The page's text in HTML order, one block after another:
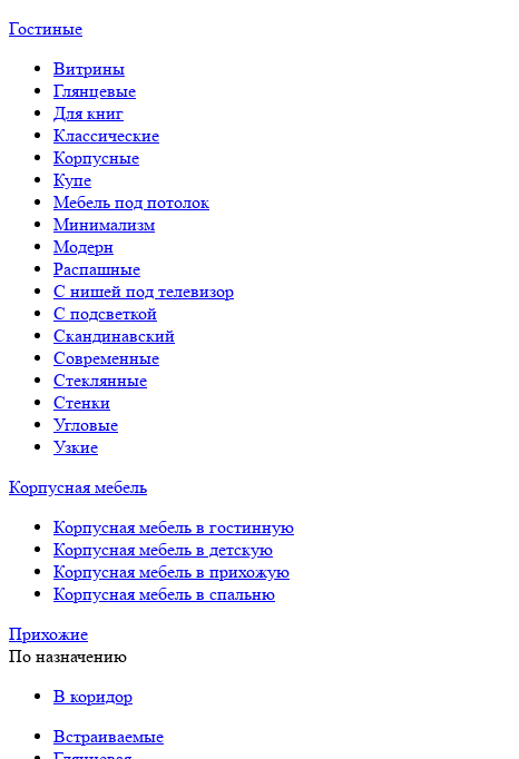
Гостиные
Витрины
Глянцевые
Для книг
Классические
Корпусные
Купе
Мебель под потолок
Минимализм
Модерн
Распашные
С нишей под телевизор
С подсветкой
Скандинавский
Современные
Стеклянные
Стенки
Угловые
Узкие
Корпусная мебель
Корпусная мебель в гостинную
Корпусная мебель в детскую
Корпусная мебель в прихожую
Корпусная мебель в спальню
Прихожие
По назначению
В коридор
Встраиваемые